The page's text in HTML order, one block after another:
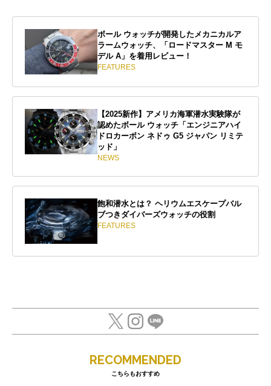
ボール ウォッチが開発したメカニカルア
ラームウォッチ、「ロードマスター M モ
デル A」を着用レビュー！
FEATURES
【2025新作】アメリカ海軍潜水実験隊が
認めたボール ウォッチ「エンジニアハイ
ドロカーボン ネドゥ G5 ジャパン リミテ
ッド」
NEWS
飽和潜水とは？ ヘリウムエスケープバル
ブつきダイバーズウォッチの役割
FEATURES
RECOMMENDED
こちらもおすすめ